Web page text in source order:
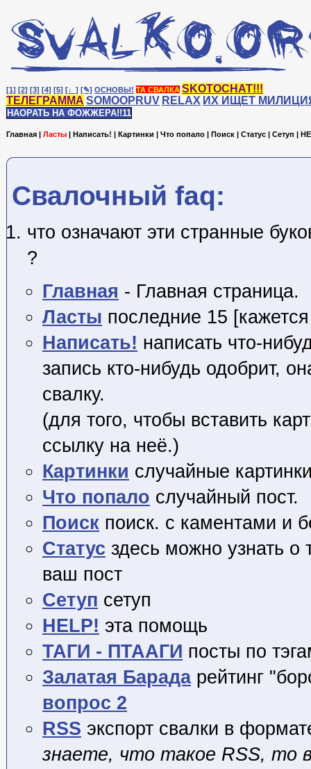
[1] [2] [3] [4] [5] [♩] [✎] ОСНОВЫ! ТА СВАЛКА SKOTOCHAT!!!
ТЕЛЕГРАММА SOMOOPRUV RELAX ИХ ИЩЕТ
НАОРАТЬ НА ФОЖЖЕРА!!11
Главная | Ласты | Написать! | Картинки | Что попало | Поиск | Статус | Сетуп |
Cвалочный faq:
что означают эти странные
?
Главная - Главная страница.
Ласты последние 15
Написать! написать что-
запись кто-нибудь одобрит,
свалку.
(для того, чтобы вставить
ссылку на неё.)
Картинки случайные
Что попало случайный пост.
Поиск поиск. с каментами и
Статус здесь можно узнать о
ваш пост
Сетуп сетуп
HELP! эта помощь
ТАГИ - ПТААГИ посты по
Залатая Барадарейтинг
вопрос 2
RSS экспорт свалки в
знаете, что такое RSS, то